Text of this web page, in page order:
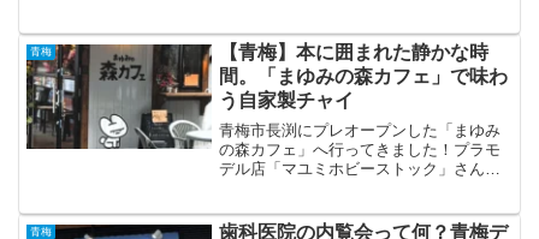
紹介する「多喜山館（たきやまかん）」
です。多喜山館の外観本日...
青梅
【青梅】本に囲まれた静かな時
間。「まゆみの森カフェ」で味わ
う自家製チャイ
青梅市長渕にプレオープンした「まゆみ
の森カフェ」へ行ってきました！プラモ
デル店「マユミホビーストック」さんの
いい日にのんびり訪れた、ブックカフェ
青梅
歯科医院の内覧会って何？青梅デ